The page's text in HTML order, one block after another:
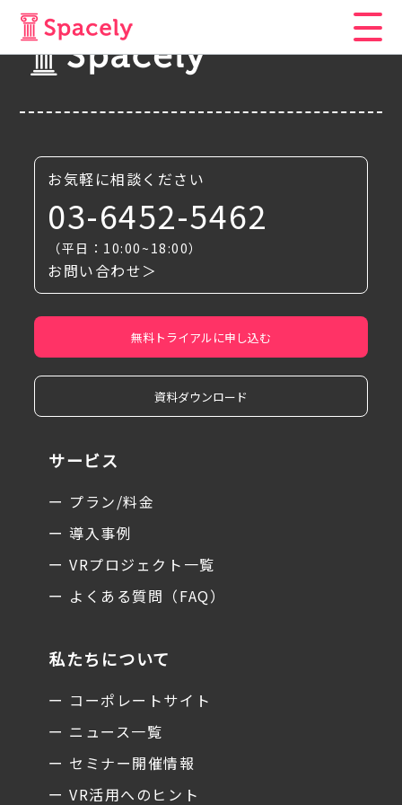
お気軽に相談ください
03-6452-5462
（平日：10:00~18:00）
お問い合わせ＞
無料トライアルに申し込む
資料ダウンロード
サービス
ー プラン/料金
ー 導入事例
ー VRプロジェクト一覧
ー よくある質問（FAQ）
私たちについて
ー コーポレートサイト
ー ニュース一覧
ー セミナー開催情報
ー VR活用へのヒント